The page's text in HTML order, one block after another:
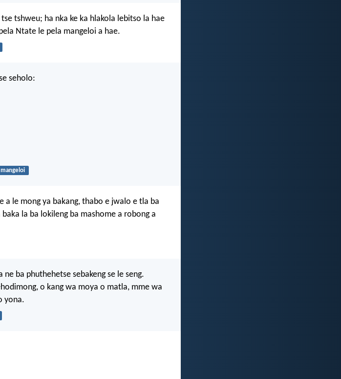
tshweu; ha nka ke ka hlakola lebitso la hae
Ntate le pela mangeloi a hae.
seholo:
mangeloi
a le mong ya bakang, thabo e jwalo e tla ba
la ba lokileng ba mashome a robong a
ba phuthehetse sebakeng se le seng.
o kang wa moya o matla, mme wa
yona.